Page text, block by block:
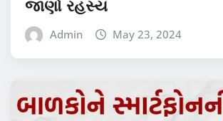
જાણો રહસ્ય
Admin May 23, 2024